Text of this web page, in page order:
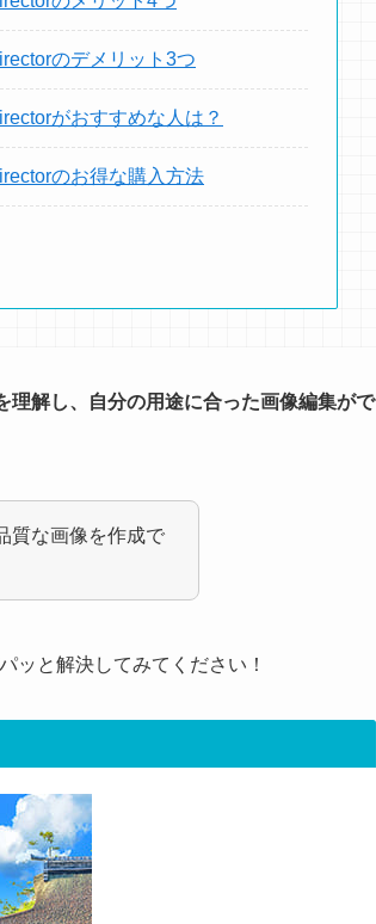
のデメリット3つ
がおすすめな人は？
のお得な購入方法
解し、自分の用途に合った画像編集がで
質な画像を作成で
ッと解決してみてください！